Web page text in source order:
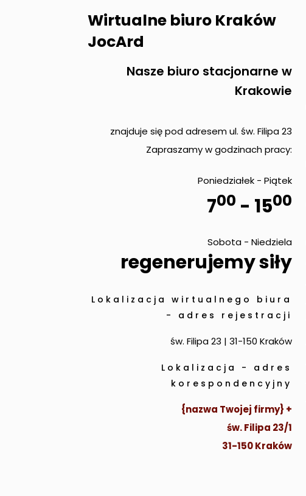
Wirtualne biuro Kraków
JocArd
Nasze biuro stacjonarne w
Krakowie
znajduje się pod adresem ul. św. Filipa 23
Zapraszamy w godzinach pracy:
Poniedziałek - Piątek
700 - 1500
Sobota - Niedziela
regenerujemy siły
Lokalizacja wirtualnego biura
- adres rejestracji
św. Filipa 23 | 31-150 Kraków
Lokalizacja - adres
korespondencyjny
{nazwa Twojej firmy} +
św. Filipa 23/1
31-150 Kraków